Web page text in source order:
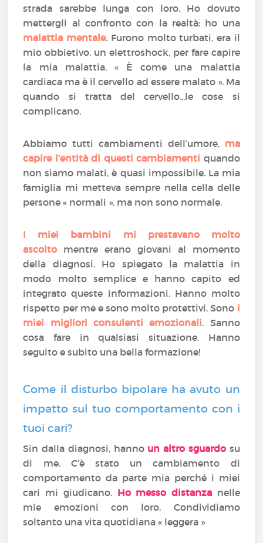
strada sarebbe lunga con loro. Ho dovuto
mettergli al confronto con la realtà: ho una
malattia mentale. Furono molto turbati, era il
mio obbietivo, un elettroshock, per fare capire
la mia malattia. « È come una malattia
cardiaca ma è il cervello ad essere malato ». Ma
quando si tratta del cervello...le cose si
complicano.
Abbiamo tutti cambiamenti dell’umore, ma
capire l’entità di questi cambiamenti quando
non siamo malati, è quasi impossibile. La mia
famiglia mi metteva sempre nella cella delle
persone « normali », ma non sono normale.
I miei bambini mi prestavano molto
ascolto mentre erano giovani al momento
della diagnosi. Ho spiegato la malattia in
modo molto semplice e hanno capito ed
integrato queste informazioni. Hanno molto
rispetto per me e sono molto protettivi. Sono i
miei migliori consulenti emozionali. Sanno
cosa fare in qualsiasi situazione. Hanno
seguito e subito una bella formazione!
Come il disturbo bipolare ha avuto un
impatto sul tuo comportamento con i
tuoi cari?
Sin dalla diagnosi, hanno un altro sguardosu
di me. C’è stato un cambiamento di
comportamento da parte mia perché i miei
cari mi giudicano.Ho messo distanzanelle
mie emozioni con loro. Condividiamo
soltanto una vita quotidiana « leggera »